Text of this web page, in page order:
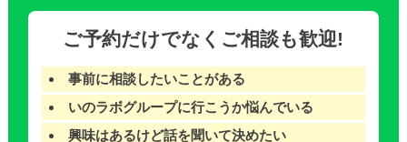
ご予約だけでなくご相談も歓迎!
事前に相談したいことがある
いのラボグループに行こうか悩んでいる
興味はあるけど話を聞いて決めたい